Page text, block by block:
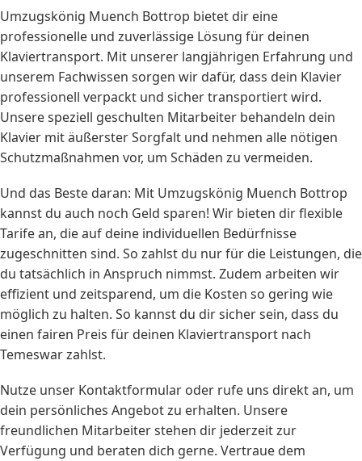
Umzugskönig Muench Bottrop bietet dir eine
professionelle und zuverlässige Lösung für deinen
Klaviertransport. Mit unserer langjährigen Erfahrung und
unserem Fachwissen sorgen wir dafür, dass dein Klavier
professionell verpackt und sicher transportiert wird.
Unsere speziell geschulten Mitarbeiter behandeln dein
Klavier mit äußerster Sorgfalt und nehmen alle nötigen
Schutzmaßnahmen vor, um Schäden zu vermeiden.
Und das Beste daran: Mit Umzugskönig Muench Bottrop
kannst du auch noch Geld sparen! Wir bieten dir flexible
Tarife an, die auf deine individuellen Bedürfnisse
zugeschnitten sind. So zahlst du nur für die Leistungen, die
du tatsächlich in Anspruch nimmst. Zudem arbeiten wir
effizient und zeitsparend, um die Kosten so gering wie
möglich zu halten. So kannst du dir sicher sein, dass du
einen fairen Preis für deinen Klaviertransport nach
Temeswar zahlst.
Nutze unser Kontaktformular oder rufe uns direkt an, um
dein persönliches Angebot zu erhalten. Unsere
freundlichen Mitarbeiter stehen dir jederzeit zur
Verfügung und beraten dich gerne. Vertraue dem